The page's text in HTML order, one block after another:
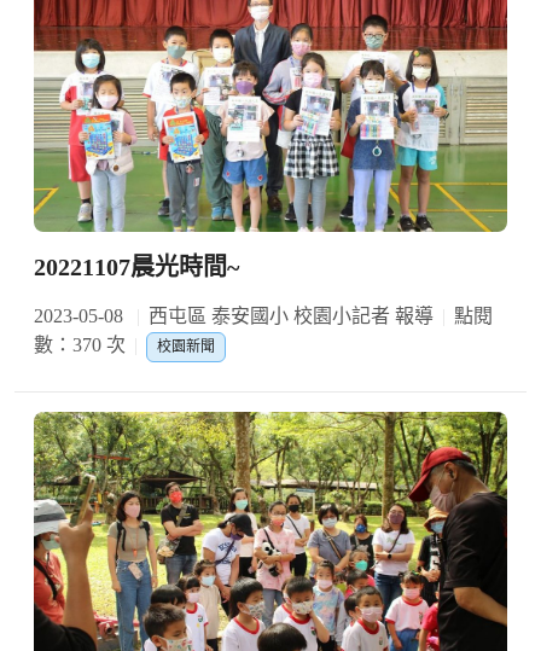
20221107晨光時間~
2023-05-08 西屯區 泰安國小 校園小記者 報導
點閱
數：370 次
校園新聞